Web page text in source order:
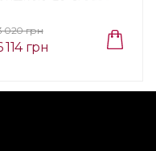
020 грн
114 грн